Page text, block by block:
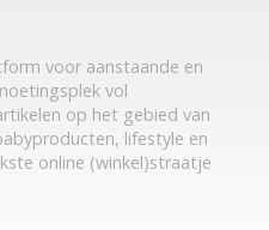
voor aanstaande en
vol
op het gebied van
lifestyle en
online (winkel)straatje